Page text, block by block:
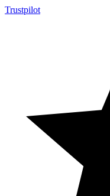
Trustpilot